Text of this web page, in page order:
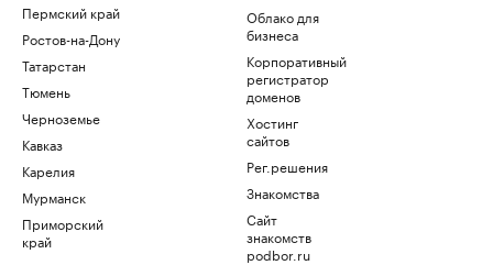
Пермский край
Ростов-на-Дону
Татарстан
Тюмень
Черноземье
Кавказ
Карелия
Мурманск
Приморский
край
Облако для
бизнеса
Корпоративный
регистратор
доменов
Хостинг
сайтов
Рег.решения
Знакомства
Сайт
знакомств
podbor.ru